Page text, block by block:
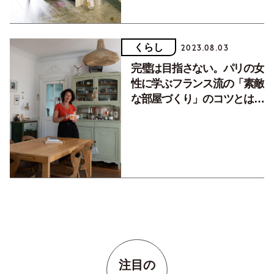
くらし 2023.08.03
完璧は目指さない。パリの女
性に学ぶフランス流の「素敵
な部屋づくり」のコツとは？
注目の